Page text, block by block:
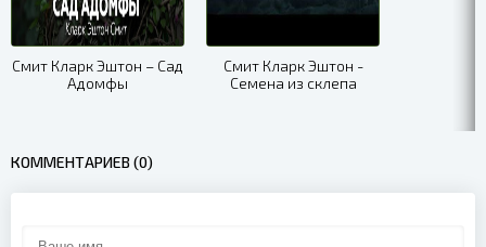
Смит Кларк Эштон – Сад
Адомфы
Смит Кларк Эштон -
Семена из склепа
КОММЕНТАРИЕВ (0)